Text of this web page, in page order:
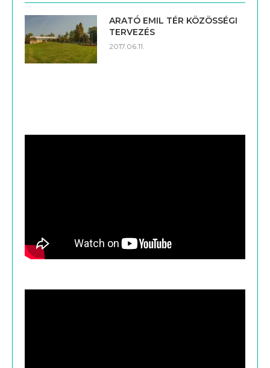
ARATÓ EMIL TÉR KÖZÖSSÉGI
TERVEZÉS
2017.06.11.